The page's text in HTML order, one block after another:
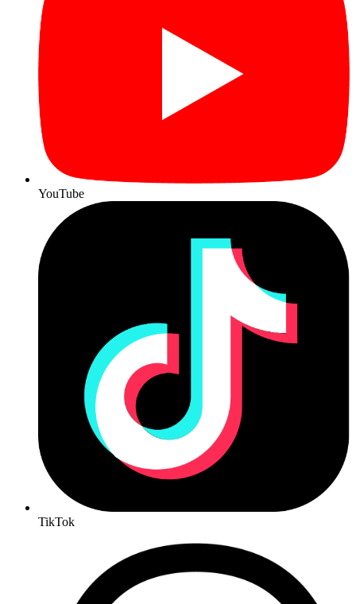
YouTube
TikTok